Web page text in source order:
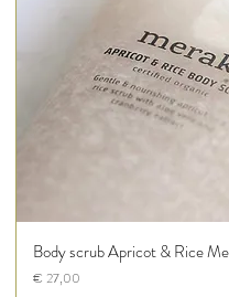
Body scrub Apricot & Rice
Prijs
€ 27,00